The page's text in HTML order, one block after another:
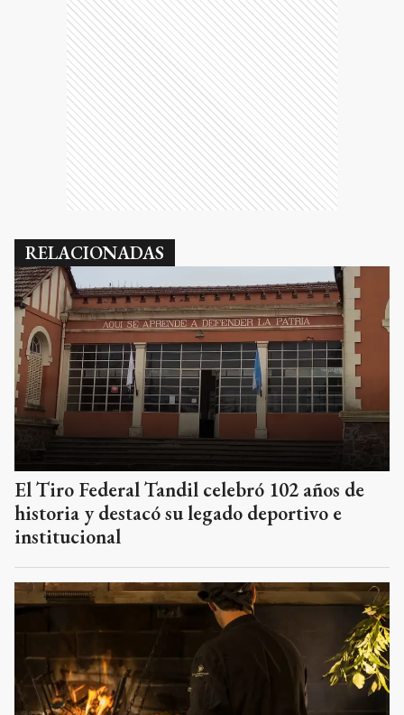
RELACIONADAS
El Tiro Federal Tandil celebró 102 años de
historia y destacó su legado deportivo e
institucional